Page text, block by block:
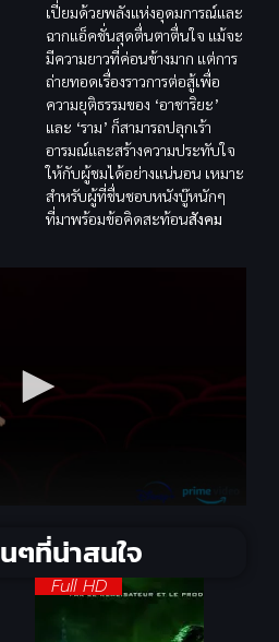
เปี่ยมด้วยพลังแห่งอุดมการณ์และ
ฉากแอ็คชั่นสุดตื่นตาตื่นใจ แม้จะ
มีความยาวที่ค่อนข้างมาก แต่การ
ถ่ายทอดเรื่องราวการต่อสู้เพื่อ
ความยุติธรรมของ ‘อาชาริยะ’
และ ‘ราม’ ก็สามารถปลุกเร้า
อารมณ์และสร้างความประทับใจ
ให้กับผู้ชมได้อย่างแน่นอน เหมาะ
สำหรับผู้ที่ชื่นชอบหนังบู๊หนักๆ
ที่มาพร้อมข้อคิดสะท้อนสังคม
ๆที่น่าสนใจ
Full HD